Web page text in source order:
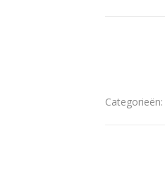
Categorieën: